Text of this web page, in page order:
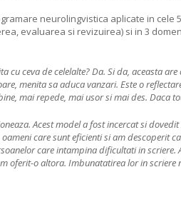
neurolingvistica aplicate in
evaluarea si revizuirea) si in 3
cu ceva de celelalte? Da. Si da, aceasta are
menita sa aduca vanzari. Este o
mai repede, mai usor si mai des. Daca
Acest model a fost incercat si
care sunt eficienti si am descoperit
care intampina dificultati in scriere.
oferit-o altora. Imbunatatirea lor in